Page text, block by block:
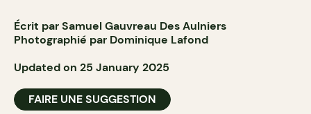
Écrit par Samuel Gauvreau Des Aulniers
Photographié par Dominique Lafond
Updated on 25 January 2025
FAIRE UNE SUGGESTION